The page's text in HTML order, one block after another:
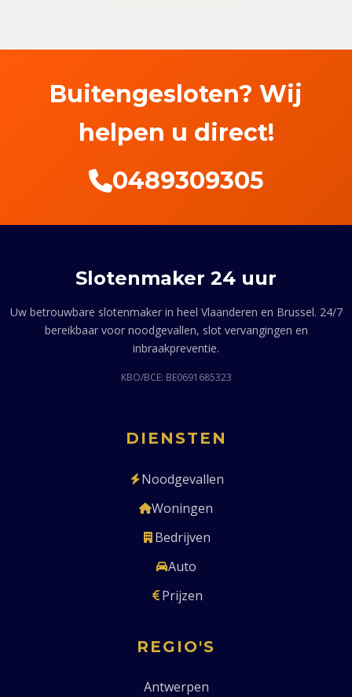
Buitengesloten? Wij
helpen u direct!
0489309305
Slotenmaker 24 uur
Uw betrouwbare slotenmaker in heel Vlaanderen en Brussel. 24/7
bereikbaar voor noodgevallen, slot vervangingen en
inbraakpreventie.
KBO/BCE: BE0691685323
DIENSTEN
Noodgevallen
Woningen
Bedrijven
Auto
Prijzen
REGIO'S
Antwerpen